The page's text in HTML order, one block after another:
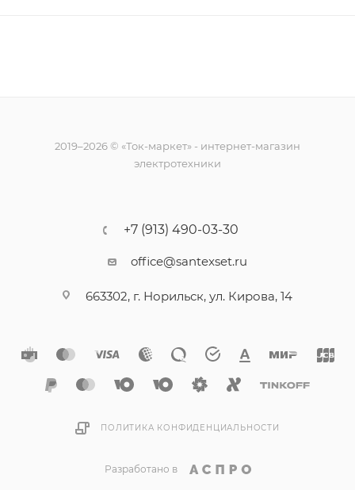
2019–2026 © «Ток-маркет» - интернет-магазин
электротехники
+7 (913) 490-03-30
office@santexset.ru
663302, г. Норильск, ул. Кирова, 14
ПОЛИТИКА КОНФИДЕНЦИАЛЬНОСТИ
Разработано в